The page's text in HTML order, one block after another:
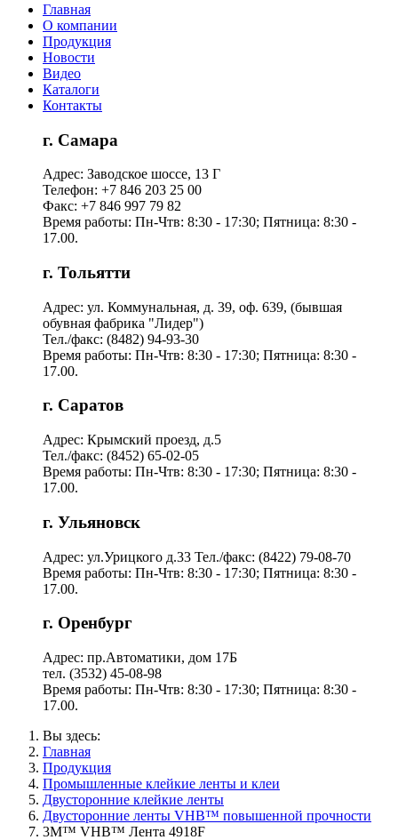
Главная
О компании
Продукция
Новости
Видео
Каталоги
Контакты
г. Самара
Адрес: Заводское шоссе, 13 Г
Телефон: +7 846 203 25 00
Факс: +7 846 997 79 82
Время работы: Пн-Чтв: 8:30 - 17:30; Пятница: 8:30 -
17.00.
г. Тольятти
Адрес: ул. Коммунальная, д. 39, оф. 639, (бывшая
обувная фабрика "Лидер")
Тел./факс: (8482) 94-93-30
Время работы: Пн-Чтв: 8:30 - 17:30; Пятница: 8:30 -
17.00.
г. Саратов
Адрес: Крымский проезд, д.5
Тел./факс: (8452) 65-02-05
Время работы: Пн-Чтв: 8:30 - 17:30; Пятница: 8:30 -
17.00.
г. Ульяновск
Адрес: ул.Урицкого д.33 Тел./факс: (8422) 79-08-70
Время работы: Пн-Чтв: 8:30 - 17:30; Пятница: 8:30 -
17.00.
г. Оренбург
Адрес: пр.Автоматики, дом 17Б
тел. (3532) 45-08-98
Время работы: Пн-Чтв: 8:30 - 17:30; Пятница: 8:30 -
17.00.
Вы здесь:
Главная
Продукция
Промышленные клейкие ленты и клеи
Двусторонние клейкие ленты
Двусторонние ленты VHB™ повышенной прочности
3M™ VHB™ Лента 4918F